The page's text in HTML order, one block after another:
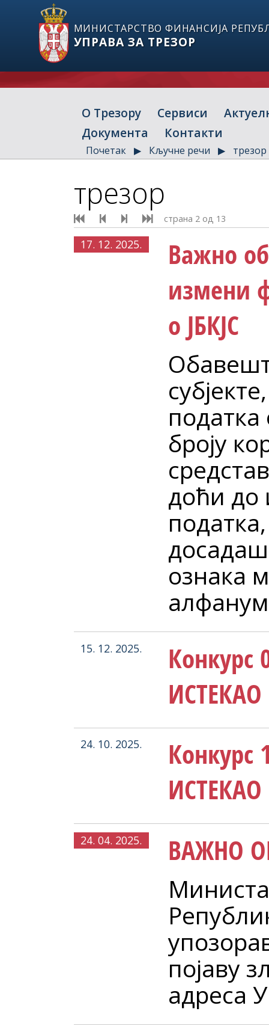
МИНИСТАРСТВО ФИНАНСИЈА
УПРАВА ЗА ТРЕЗОР
О Трезору Сервиси
Документа
Контакти
Почетак Кључне речи трезор
трезор
страна 2 од 13
17. 12. 2025.
Важно
измени
о ЈБКЈС
податка
броју
доћи до
ознака
15. 12. 2025.
Конкурс
24. 10. 2025.
Конкурс
24. 04. 2025. ВАЖНО
појаву
адреса